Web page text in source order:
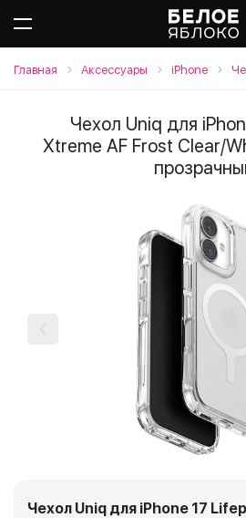
Главная Аксессуары iPhone
Чехол Uniq для
Xtreme AF Frost Clear/
Чехол Uniq для iPhone 17